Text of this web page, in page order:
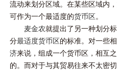
流动来划分区域。在某些区域内
可作为一个最适度的货币区 。
麦金农就提出了另一种划分
分最适度货币区 的标准。对一些
济来说，组成一个货币区，相互
的。而对于与其贸易往来不太密